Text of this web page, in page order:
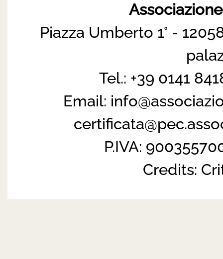
Piazza Umberto 1° -
Tel.: +39 0141
Email:
P.IVA:
Credits: